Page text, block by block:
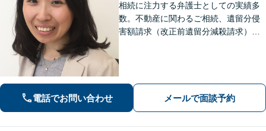
相続に注力する弁護士としての実績多
数。不動産に関わるご相続、遺留分侵
害額請求（改正前遺留分減殺請求）に
【駐車場無料】
電話でお問い合わせ メールで面談予約